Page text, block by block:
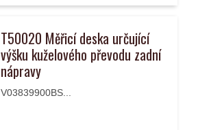
T50020 Měřicí deska určující
výšku kuželového převodu zadní
nápravy
V03839900BS...